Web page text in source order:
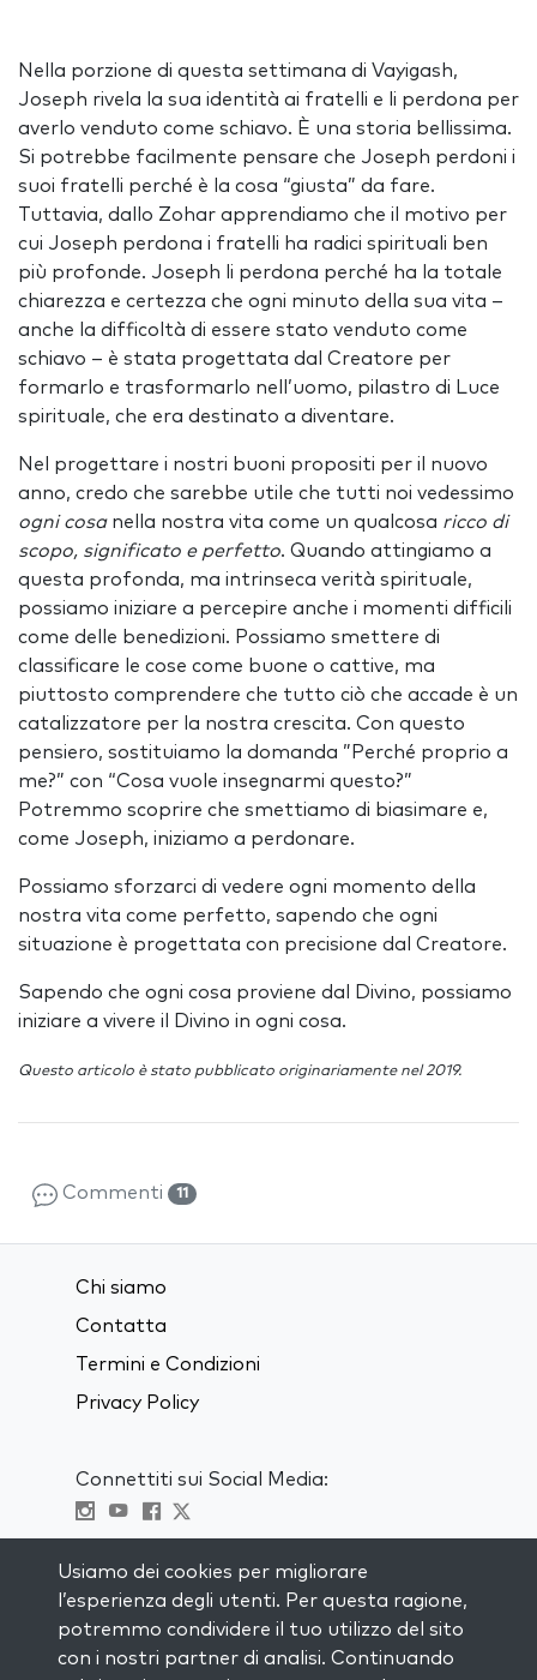
Nella porzione di questa settimana di Vayigash,
Joseph rivela la sua identità ai fratelli e li perdona per
averlo venduto come schiavo. È una storia bellissima.
Si potrebbe facilmente pensare che Joseph perdoni i
suoi fratelli perché è la cosa “giusta” da fare.
Tuttavia, dallo Zohar apprendiamo che il motivo per
cui Joseph perdona i fratelli ha radici spirituali ben
più profonde. Joseph li perdona perché ha la totale
chiarezza e certezza che ogni minuto della sua vita –
anche la difficoltà di essere stato venduto come
schiavo – è stata progettata dal Creatore per
formarlo e trasformarlo nell’uomo, pilastro di Luce
spirituale, che era destinato a diventare.
Nel progettare i nostri buoni propositi per il nuovo
anno, credo che sarebbe utile che tutti noi vedessimo
ogni cosanella nostra vita come un qualcosa ricco di
scopo, significato e perfetto. Quando attingiamo a
questa profonda, ma intrinseca verità spirituale,
possiamo iniziare a percepire anche i momenti difficili
come delle benedizioni. Possiamo smettere di
classificare le cose come buone o cattive, ma
piuttosto comprendere che tutto ciò che accade è un
catalizzatore per la nostra crescita. Con questo
pensiero, sostituiamo la domanda ”Perché proprio a
me?” con “Cosa vuole insegnarmi questo?”
Potremmo scoprire che smettiamo di biasimare e,
come Joseph, iniziamo a perdonare.
Possiamo sforzarci di vedere ogni momento della
nostra vita come perfetto, sapendo che ogni
situazione è progettata con precisione dal Creatore.
Sapendo che ogni cosa proviene dal Divino, possiamo
iniziare a vivere il Divino in ogni cosa.
Questo articolo è stato pubblicato originariamente nel 2019.
Commenti 11
Chi siamo
Contatta
Termini e Condizioni
Privacy Policy
Connettiti sui Social Media:
RIMANI AGGIORNATO
Iscriviti alla nostra mailing list e ricevi
Usiamo dei cookies per migliorare
l’esperienza degli utenti. Per questa ragione,
potremmo condividere il tuo utilizzo del sito
con i nostri partner di analisi. Continuando